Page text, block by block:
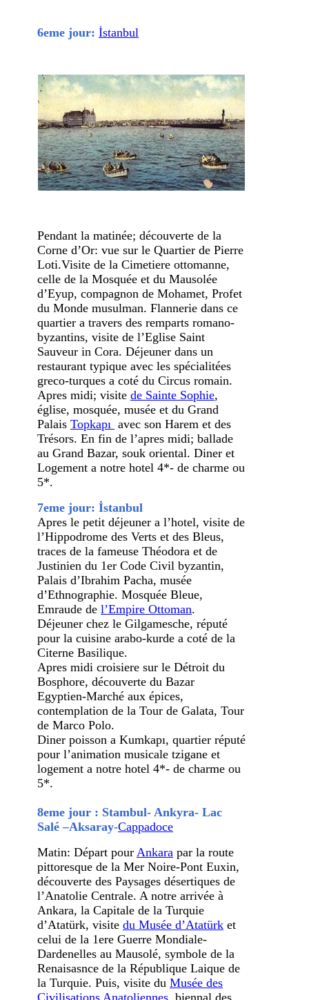
6eme jour: İstanbul
Pendant la matinée; découverte de la
Corne d’Or: vue sur le Quartier de Pierre
Loti.Visite de la Cimetiere ottomanne,
celle de la Mosquée et du Mausolée
d’Eyup, compagnon de Mohamet, Profet
du Monde musulman. Flannerie dans ce
quartier a travers des remparts romano-
byzantins, visite de l’Eglise Saint
Sauveur in Cora. Déjeuner dans un
restaurant typique avec les spécialitées
greco-turques a coté du Circus romain.
Apres midi; visite de Sainte Sophie,
église, mosquée, musée et du Grand
Palais Topkapı avec son Harem et des
Trésors. En fin de l’apres midi; ballade
au Grand Bazar, souk oriental. Diner et
Logement a notre hotel 4*- de charme ou
5*.
7eme jour: İstanbul
Apres le petit déjeuner a l’hotel, visite de
l’Hippodrome des Verts et des Bleus,
traces de la fameuse Théodora et de
Justinien du 1er Code Civil byzantin,
Palais d’Ibrahim Pacha, musée
d’Ethnographie. Mosquée Bleue,
Emraude de l’Empire Ottoman.
Déjeuner chez le Gilgamesche, réputé
pour la cuisine arabo-kurde a coté de la
Citerne Basilique.
Apres midi croisiere sur le Détroit du
Bosphore, découverte du Bazar
Egyptien-Marché aux épices,
contemplation de la Tour de Galata, Tour
de Marco Polo.
Diner poisson a Kumkapı, quartier réputé
pour l’animation musicale tzigane et
logement a notre hotel 4*- de charme ou
5*.
8eme jour : Stambul- Ankyra- Lac
Salé –Aksaray-Cappadoce
Matin: Départ pour Ankara par la route
pittoresque de la Mer Noire-Pont Euxin,
découverte des Paysages désertiques de
l’Anatolie Centrale. A notre arrivée à
Ankara, la Capitale de la Turquie
d’Atatürk, visite du Musée d’Atatürk et
celui de la 1ere Guerre Mondiale-
Dardenelles au Mausolé, symbole de la
Renaisasnce de la République Laique de
la Turquie. Puis, visite du Musée des
Civilisations Anatoliennes, biennal des